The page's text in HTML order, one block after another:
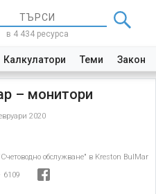
в 4 434 ресурса
Калкулатори Теми Закони
– монитори
2020
обслужване" в Kreston BulMar
6109